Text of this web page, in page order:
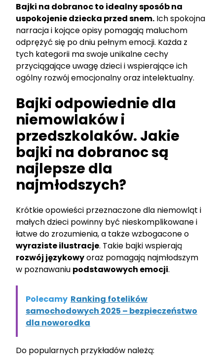
Bajki na dobranoc to idealny sposób na
uspokojenie dziecka przed snem. Ich spokojna
narracja i kojące opisy pomagają maluchom
odprężyć się po dniu pełnym emocji. Każda z
tych kategorii ma swoje unikalne cechy
przyciągające uwagę dzieci i wspierające ich
ogólny rozwój emocjonalny oraz intelektualny.
Bajki odpowiednie dla
niemowlaków i
przedszkolaków. Jakie
bajki na dobranoc są
najlepsze dla
najmłodszych?
Krótkie opowieści przeznaczone dla niemowląt i
małych dzieci powinny być nieskomplikowane i
łatwe do zrozumienia, a także wzbogacone o
wyraziste ilustracje. Takie bajki wspierają
rozwój językowyoraz pomagają najmłodszym
w poznawaniu podstawowych emocji.
Polecamy Ranking fotelików
samochodowych 2025 – bezpieczeństwo
dla noworodka
Do popularnych przykładów należą: